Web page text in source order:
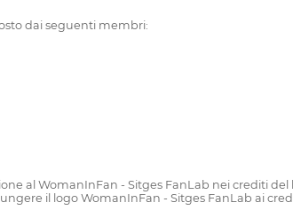
dai seguenti membri:
al WomanInFan - Sitges FanLab nei crediti
il logo WomanInFan - Sitges FanLab ai